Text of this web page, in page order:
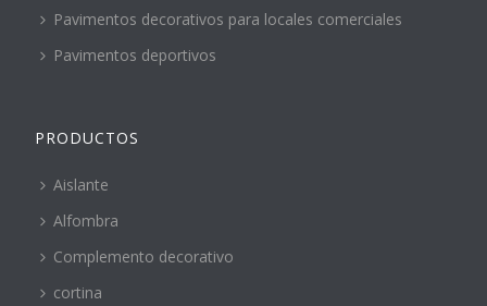
Pavimentos decorativos para locales comerciales
Pavimentos deportivos
PRODUCTOS
Aislante
Alfombra
Complemento decorativo
cortina